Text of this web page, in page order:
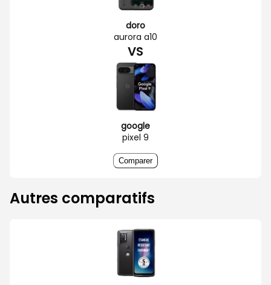
doro
aurora a10
VS
google
pixel 9
Comparer
Autres comparatifs